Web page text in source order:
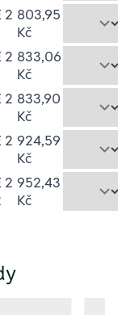
2 803,95
Kč
2 833,06
Kč
2 833,90
Kč
2 924,59
Kč
2 952,43
Kč